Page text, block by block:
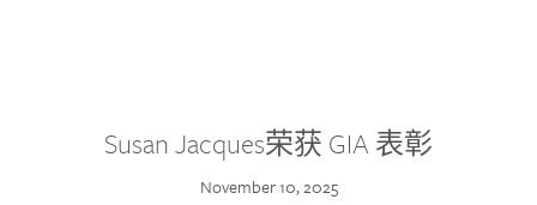
Susan Jacques荣获 GIA 表彰
November 10, 2025